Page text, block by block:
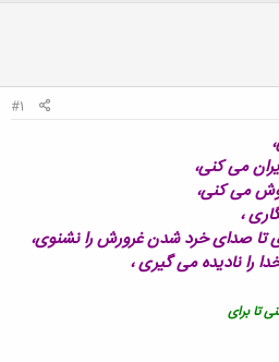
#1
می کنی،
می کنی،
،
تا صدای خرد شدن غرورش را نشنوی،
را نادیده می گیری ،
تا برای